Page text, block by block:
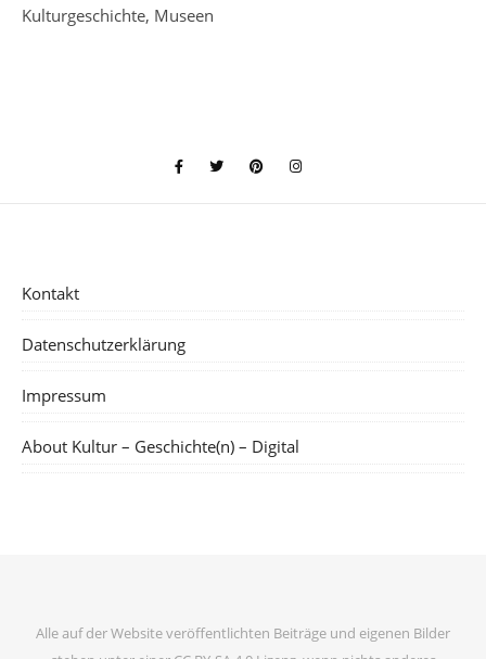
Kulturgeschichte, Museen
Kontakt
Datenschutzerklärung
Impressum
About Kultur – Geschichte(n) – Digital
Alle auf der Website veröffentlichten Beiträge und eigenen Bilder